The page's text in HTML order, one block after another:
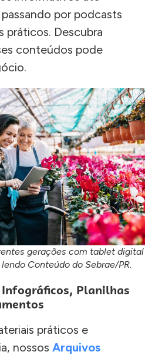
por podcasts
práticos. Descubra
conteúdos pode
gerações com tablet digital
Conteúdo do Sebrae/PR.
Planilhas
práticos e
nossos Arquivos